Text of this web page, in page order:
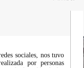
sociales, nos tuvo
por personas